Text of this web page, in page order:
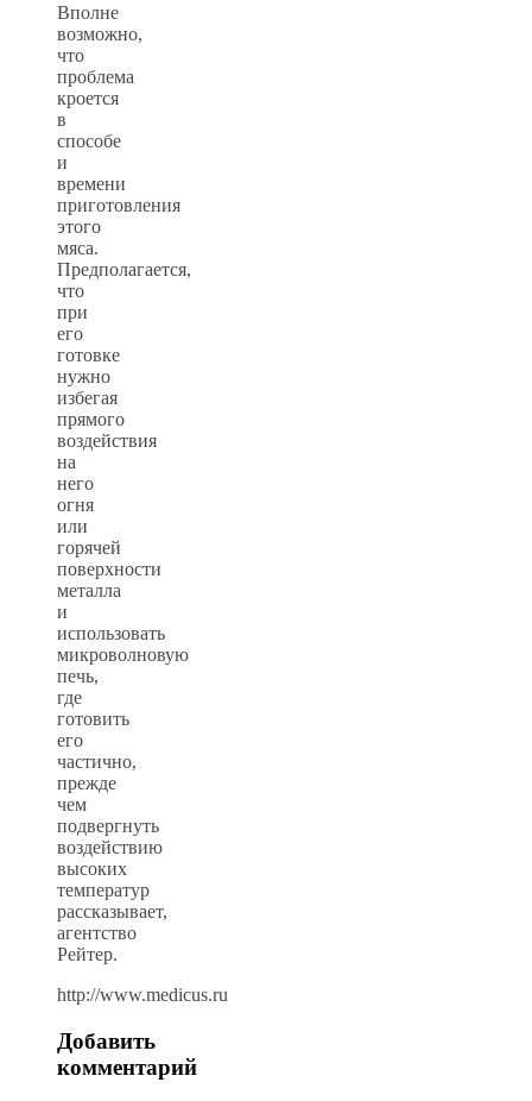
Вполне
возможно,
что
проблема
кроется
в
способе
и
времени
приготовления
этого
мяса.
Предполагается,
что
при
его
готовке
нужно
избегая
прямого
воздействия
на
него
огня
или
горячей
поверхности
металла
и
использовать
микроволновую
печь,
где
готовить
его
частично,
прежде
чем
подвергнуть
воздействию
высоких
температур
рассказывает,
агентство
Рейтер.
http://www.medicus.ru
Добавить
комментарий